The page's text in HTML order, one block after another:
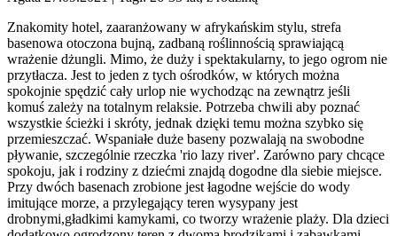
Znakomity hotel, zaaranżowany w afrykańskim stylu, strefa
basenowa otoczona bujną, zadbaną roślinnością sprawiającą
wrażenie dżungli. Mimo, że duży i spektakularny, to jego ogrom nie
przytłacza. Jest to jeden z tych ośrodków, w których można
spokojnie spędzić cały urlop nie wychodząc na zewnątrz jeśli
komuś zależy na totalnym relaksie. Potrzeba chwili aby poznać
wszystkie ścieżki i skróty, jednak dzięki temu można szybko się
przemieszczać. Wspaniałe duże baseny pozwalają na swobodne
pływanie, szczególnie rzeczka 'rio lazy river'. Zarówno pary chcące
spokoju, jak i rodziny z dziećmi znajdą dogodne dla siebie miejsce.
Przy dwóch basenach zrobione jest łagodne wejście do wody
imitujące morze, a przylegający teren wysypany jest
drobnymi,gładkimi kamykami, co tworzy wrażenie plaży. Dla dzieci